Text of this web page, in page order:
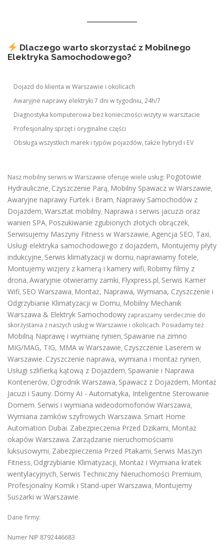
Dlaczego warto skorzystać z Mobilnego
Elektryka Samochodowego?
Dojazd do klienta w Warszawie i okolicach
Awaryjne naprawy elektryki 7 dni w tygodniu, 24h/7
Diagnostyka komputerowa bez konieczności wizyty w warsztacie
Profesjonalny sprzęt i oryginalne części
Obsługa wszystkich marek i typów pojazdów, także hybryd i EV
Nasz mobilny serwis w Warszawie oferuje wiele usług: Pogotowie
Hydrauliczne, Czyszczenie Parą, Mobilny Spawacz w Warszawie,
Awaryjne naprawy Furtek i Bram, Naprawy Samochodów z
Dojazdem, Warsztat mobilny, Naprawa i serwis jacuzzi oraz
wanien SPA, Poszukiwanie zgubionych złotych obrączek,
Serwisujemy Maszyny Fitness w Warszawie, Agencja SEO, Taxi,
Usługi elektryka samochodowego z dojazdem, Montujemy płyty
indukcyjne, Serwis klimatyzacji w domu, naprawiamy fotele,
Montujemy wizjery z kamerą i kamery wifi, Robimy filmy z
drona, Awaryjnie otwieramy zamki, Flyxpress.pl, Serwis Kamer
Wifi, SEO Warszawa, Montaż, Naprawa, Wymiana, Czyszczenie i
Odgrzybianie Klimatyzacji w Domu, Mobilny Mechanik
Warszawa & Elektryk Samochodowy zapraszamy serdecznie do
skorzystania z naszych usług w Warszawie i okolicach. Posiadamy też
Mobilną Naprawę i wymianę rynien, Spawanie na zimno
MIG/MAG, TIG, MMA w Warszawie, Czyszczenie Laserem w
Warszawie. Czyszczenie naprawa, wymiana i montaż rynien,
Usługi szlifierką kątową z Dojazdem, Spawanie i Naprawa
Kontenerów, Ogrodnik Warszawa, Spawacz z Dojazdem, Montaż
Jacuzi i Sauny. Domy AI - Automatyka, Inteligentne Sterowanie
Domem. Serwis i wymiana wideodomofonów Warszawa,
Wymiana zamków szyfrowych Warszawa. Smart Home
Automation Dubai. Zabezpieczenia Przed Dzikami, Montaż
okapów Warszawa. Zarządzanie nieruchomościami
luksusowymi, Zabezpieczenia Przed Ptakami, Serwis Maszyn
Fitness, Odgrzybianie Klimatyzacji, Montaż i Wymiana kratek
wentylacyjnych, Serwis Techniczny Nieruchomości Premium,
Profesjonalny Komik i Stand-uper Warszawa, Montujemy
Suszarki w Warszawie.
Dane firmy:
Numer NIP 8792446683